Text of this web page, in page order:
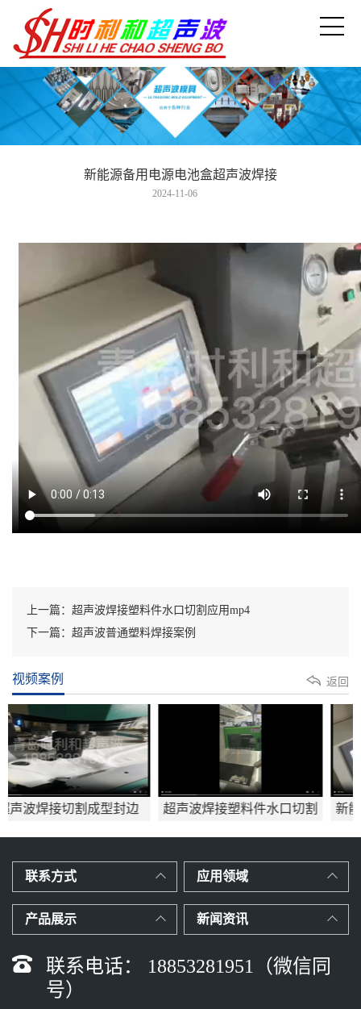
新能源备用电源电池盒超声波焊接
2024-11-06
上一篇：超声波焊接塑料件水口切割应用mp4
下一篇：超声波普通塑料焊接案例
视频案例 返回
超声波焊接塑料件水口切割
新能源备用电源电池盒超
联系方式 应用领域
产品展示 新闻资讯
联系电话： 18853281951（微信同
号）